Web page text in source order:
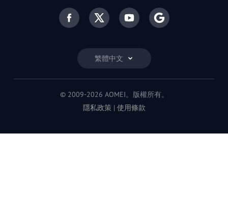
繁體中文
© 2009-2026 AOMEI。版權所有。
隱私政策 | 使用條款